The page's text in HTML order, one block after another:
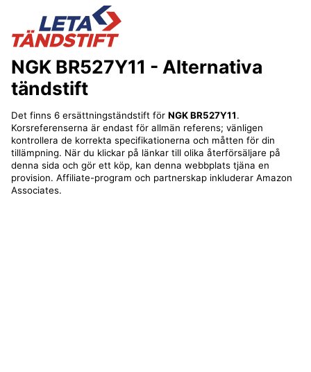
NGK BR527Y11 - Alternativa
tändstift
Det finns 6 ersättningständstift för NGK BR527Y11.
Korsreferenserna är endast för allmän referens; vänligen
kontrollera de korrekta specifikationerna och måtten för din
tillämpning. När du klickar på länkar till olika återförsäljare på
denna sida och gör ett köp, kan denna webbplats tjäna en
provision. Affiliate-program och partnerskap inkluderar Amazon
Associates.